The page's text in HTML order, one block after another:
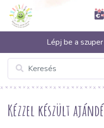
Lépj be a
Kézzel készült